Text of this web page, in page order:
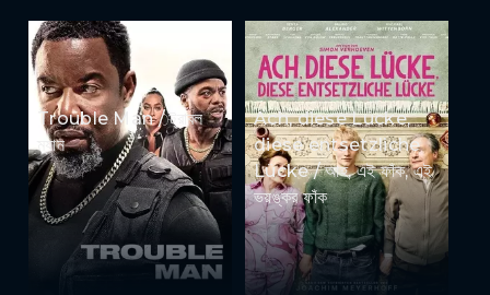
Trouble Man / ট্রাবল
ম্যান
Ach, diese Lücke,
diese entsetzliche
Lücke / আহ, এই ফাঁক, এই
ভয়ঙ্কর ফাঁক